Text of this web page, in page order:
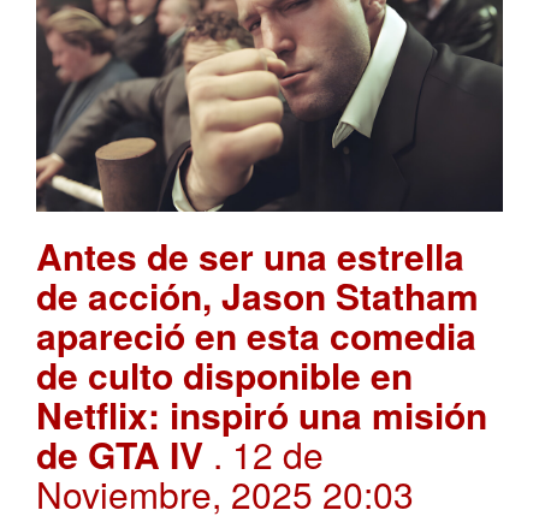
Antes de ser una estrella
de acción, Jason Statham
apareció en esta comedia
de culto disponible en
Netflix: inspiró una misión
de GTA IV . 12 de
Noviembre, 2025 20:03